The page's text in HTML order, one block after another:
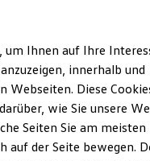
um Ihnen auf Ihre
innerhalb und
Webseiten. Diese
wie Sie unsere
Seiten Sie am meisten
auf der Seite bewegen.